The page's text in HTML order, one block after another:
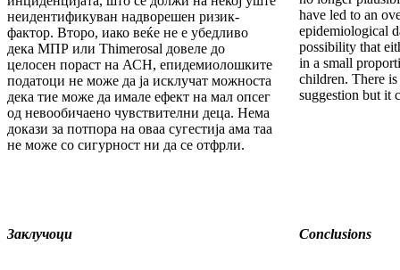
неидентификуван надворешен ризик-
фактор. Второ, иако веќе не е убедливо
дека МПР или Thimerosal довеле до
целосен пораст на АСН, епидемиолошките
податоци не може да ја исклучат можноста
дека тие може да имале ефект на мал опсег
од невообичаено чувствителни деца. Нема
докази за потпора на оваа сугестија ама таа
не може со сигурност ни да се отфрли.
have led to an
epidemiological
possibility that
in a small
children. There
suggestion but it
Заклучоци Conclusions